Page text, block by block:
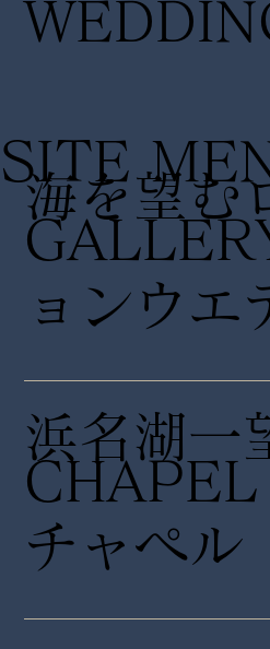
海を望む
ョンウエ
浜名湖一
チャペル
CHAPEL
SITE